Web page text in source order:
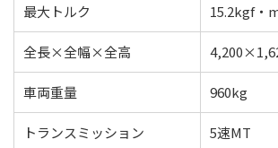
最大トルク 15.2kgf・
全長×全幅×全高
車両重量 960kg
トランスミッション 5速MT